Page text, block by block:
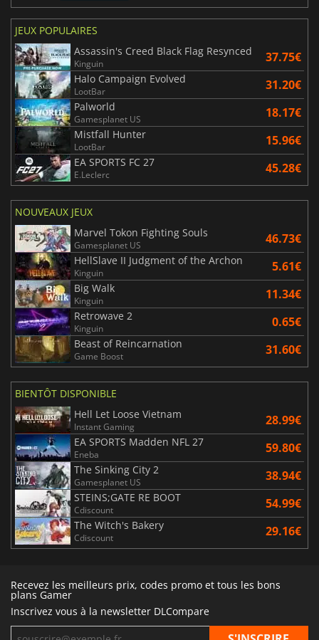
JEUX POPULAIRES
Assassin's Creed Black Flag Resynced
Kinguin 37.75€
Halo Campaign Evolved
LootBar 31.20€
Palworld
Gamesplanet US 18.17€
Mistfall Hunter
LootBar 15.96€
EA SPORTS FC 27
E.Leclerc 45.28€
NOUVEAUX JEUX
Marvel Tokon Fighting Souls
Gamesplanet US 46.73€
HellSlave II Judgment of the Archon
Kinguin 5.61€
Big Walk
Kinguin 11.34€
Retrowave 2
Kinguin 0.65€
Beast of Reincarnation
Game Boost 31.60€
BIENTÔT DISPONIBLE
Hell Let Loose Vietnam
Instant Gaming 28.99€
EA SPORTS Madden NFL 27
Eneba 59.80€
The Sinking City 2
Gamesplanet US 38.94€
STEINS;GATE RE BOOT
Cdiscount 54.99€
The Witch's Bakery
Cdiscount 29.16€
Recevez les meilleurs prix, codes promo et tous les bons
plans Gamer
Inscrivez vous à la newsletter DLCompare